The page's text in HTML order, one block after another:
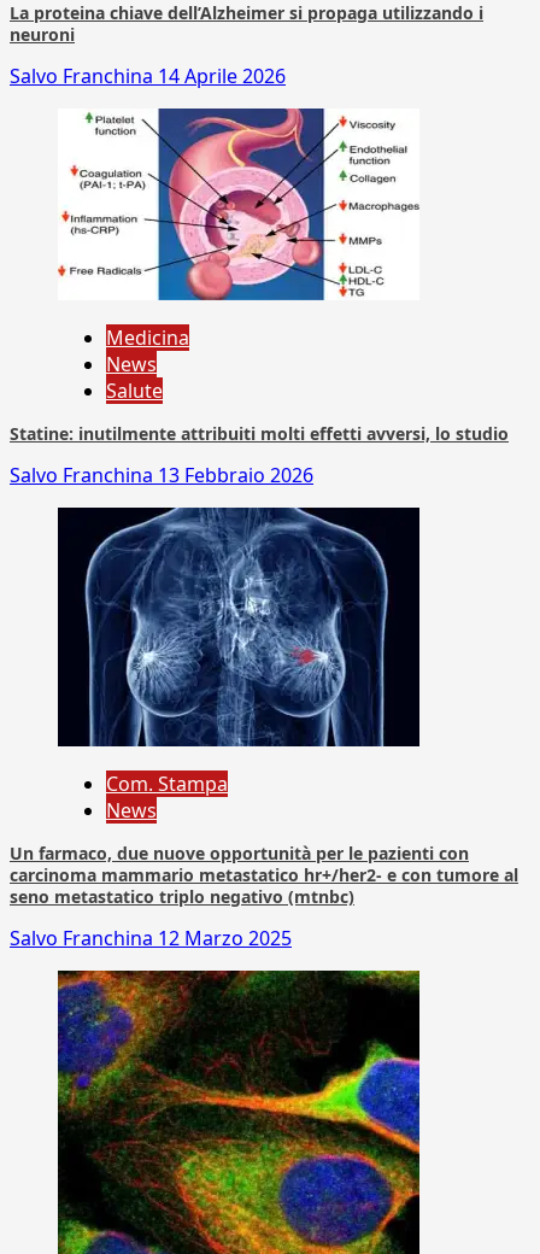
La proteina chiave dell’Alzheimer si propaga utilizzando i
neuroni
Salvo Franchina 14 Aprile 2026
Medicina
News
Salute
Statine: inutilmente attribuiti molti effetti avversi, lo studio
Salvo Franchina 13 Febbraio 2026
Com. Stampa
News
Un farmaco, due nuove opportunità per le pazienti con
carcinoma mammario metastatico hr+/her2- e con tumore al
seno metastatico triplo negativo (mtnbc)
Salvo Franchina 12 Marzo 2025